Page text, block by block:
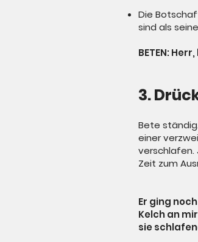
Die
sind als
BETEN:
3.
Bete
einer
verschlafen.
Zeit zum
Er ging
Kelch an
sie